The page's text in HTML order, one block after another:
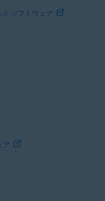
ソフトウェア
ア